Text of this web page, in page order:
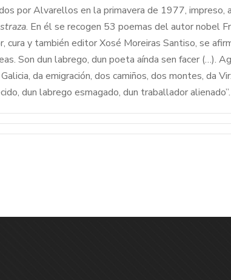
por Alvarellos en la primavera de 1977, impreso,
. En él se recogen 53 poemas del autor nobel
cura y también editor Xosé Moreiras Santiso, se
Son dun labrego, dun poeta aínda sen facer (…).
da emigración, dos camiños, dos montes, da
dun labrego esmagado, dun traballador alienado”.